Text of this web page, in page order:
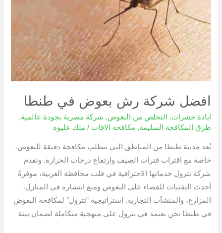
افضل شركة رش بعوض في طنطا
ابادة حشرات, التخلص من البعوض, شركة مصرية بجودة عالمية,
طرق المكافحة السليمة, مكافحة الافات / ملك عليوه
تُعد مدينة طنطا من المناطق التي تتطلب مكافحة دقيقة للبعوض،
خاصة مع اقتراب فترات الصيف وارتفاع درجات الحرارة. وتقدم
شركة نترول خدماتها الاحترافية في قلب محافظة الغربية، موفرةً
أحدث التقنيات للقضاء على البعوض ومنع انتشاره في المنازل،
المزارع، والمنشآت التجارية. استراتيجية “نترول” لمكافحة البعوض
في طنطا نحن نعتمد في نترول على منهجية متكاملة لضمان بيئة
بعوض
في
طنطا